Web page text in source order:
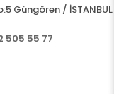
Güngören / İSTANBUL
505 55 77